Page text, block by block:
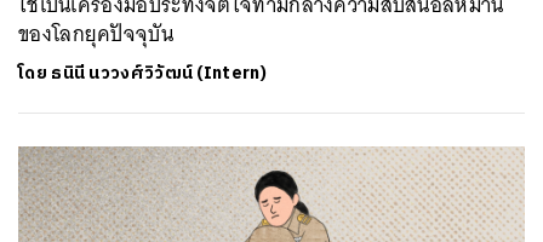
ของโลกยุคปัจจุบัน
โดย ธนินี นววงศ์วิวัฒน์ (Intern)